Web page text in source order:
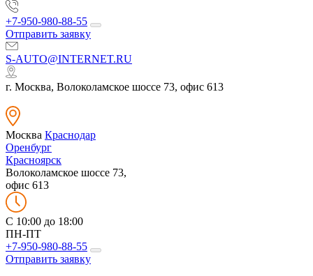
+7-950-980-88-55
Отправить заявку
S-AUTO@INTERNET.RU
г. Москва, Волоколамское шоссе 73, офис 613
Москва Краснодар
Оренбург
Красноярск
Волоколамское шоссе 73,
офис 613
C 10:00 до 18:00
ПН-ПТ
+7-950-980-88-55
Отправить заявку